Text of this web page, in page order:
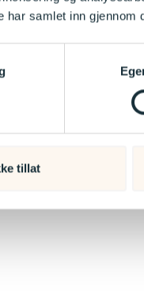
har samlet inn gjennom
tillat